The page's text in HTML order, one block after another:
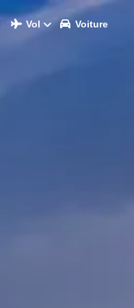
Vol Voiture